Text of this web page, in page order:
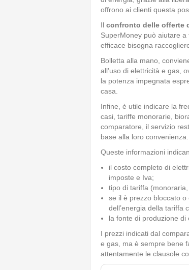
offrono ai clienti questa
Il confronto delle offerte
SuperMoney può aiutare
efficace bisogna
Bolletta alla mano,
all’uso di elettricità e gas,
la potenza impegnata
casa.
Infine, è utile indicare la
casi, tariffe monorarie,
comparatore, il servizio
base alla loro convenienza.
Queste informazioni
il costo completo di
imposte e Iva;
tipo di tariffa
se il è prezzo bloccato
dell’energia della tariffa
la fonte di produzione di
I prezzi indicati dal
e gas, ma è sempre bene
attentamente le clausole